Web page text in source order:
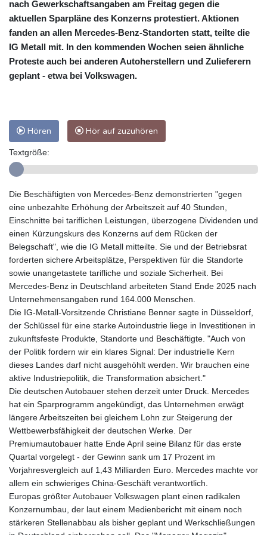
nach Gewerkschaftsangaben am Freitag gegen die
aktuellen Sparpläne des Konzerns protestiert. Aktionen
fanden an allen Mercedes-Benz-Standorten statt, teilte die
IG Metall mit. In den kommenden Wochen seien ähnliche
Proteste auch bei anderen Autoherstellern und Zulieferern
geplant - etwa bei Volkswagen.
Hören Hör auf zuzuhören
Textgröße:
Die Beschäftigten von Mercedes-Benz demonstrierten "gegen
eine unbezahlte Erhöhung der Arbeitszeit auf 40 Stunden,
Einschnitte bei tariflichen Leistungen, überzogene Dividenden und
einen Kürzungskurs des Konzerns auf dem Rücken der
Belegschaft", wie die IG Metall mitteilte. Sie und der Betriebsrat
forderten sichere Arbeitsplätze, Perspektiven für die Standorte
sowie unangetastete tarifliche und soziale Sicherheit. Bei
Mercedes-Benz in Deutschland arbeiteten Stand Ende 2025 nach
Unternehmensangaben rund 164.000 Menschen.
Die IG-Metall-Vorsitzende Christiane Benner sagte in Düsseldorf,
der Schlüssel für eine starke Autoindustrie liege in Investitionen in
zukunftsfeste Produkte, Standorte und Beschäftigte. "Auch von
der Politik fordern wir ein klares Signal: Der industrielle Kern
dieses Landes darf nicht ausgehöhlt werden. Wir brauchen eine
aktive Industriepolitik, die Transformation absichert."
Die deutschen Autobauer stehen derzeit unter Druck. Mercedes
hat ein Sparprogramm angekündigt, das Unternehmen erwägt
längere Arbeitszeiten bei gleichem Lohn zur Steigerung der
Wettbewerbsfähigkeit der deutschen Werke. Der
Premiumautobauer hatte Ende April seine Bilanz für das erste
Quartal vorgelegt - der Gewinn sank um 17 Prozent im
Vorjahresvergleich auf 1,43 Milliarden Euro. Mercedes machte vor
allem ein schwieriges China-Geschäft verantwortlich.
Europas größter Autobauer Volkswagen plant einen radikalen
Konzernumbau, der laut einem Medienbericht mit einem noch
stärkeren Stellenabbau als bisher geplant und Werkschließungen